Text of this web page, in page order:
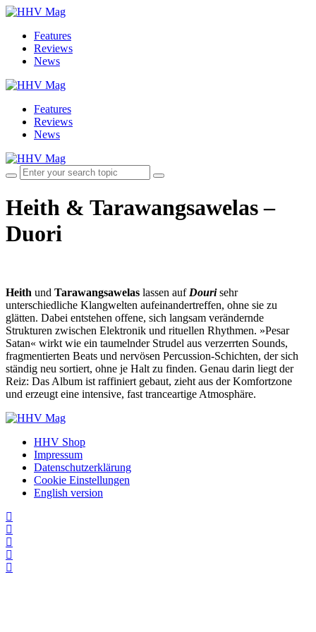
Features
Reviews
News
Features
Reviews
News
Heith & Tarawangsawelas –
Duori
Heith und Tarawangsawelas lassen auf Dourisehr
unterschiedliche Klangwelten aufeinandertreffen, ohne sie zu
glätten. Dabei entstehen offene, sich langsam verändernde
Strukturen zwischen Elektronik und rituellen Rhythmen. »Pesar
Satan« wirkt wie ein taumelnder Strudel aus verzerrten Sounds,
fragmentierten Beats und nervösen Percussion-Schichten, der sich
ständig neu sortiert, ohne je Halt zu finden. Genau darin liegt der
Reiz: Das Album ist raffiniert gebaut, zieht aus der Komfortzone
und erzeugt eine intensive, fast tranceartige Atmosphäre.
HHV Shop
Impressum
Datenschutzerklärung
Cookie Einstellungen
English version